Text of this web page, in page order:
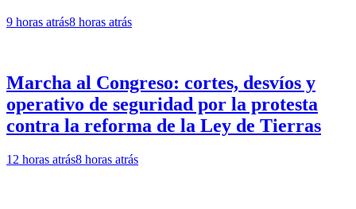
9 horas atrás8 horas atrás
Marcha al Congreso: cortes, desvíos y
operativo de seguridad por la protesta
contra la reforma de la Ley de Tierras
12 horas atrás8 horas atrás